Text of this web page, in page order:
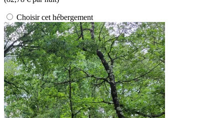
Choisir cet hébergement